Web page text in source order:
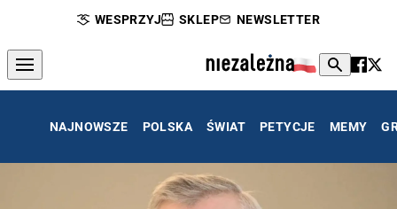
WESPRZYJ SKLEP NEWSLETTER
NAJNOWSZE POLSKA ŚWIAT PETYCJE MEMY